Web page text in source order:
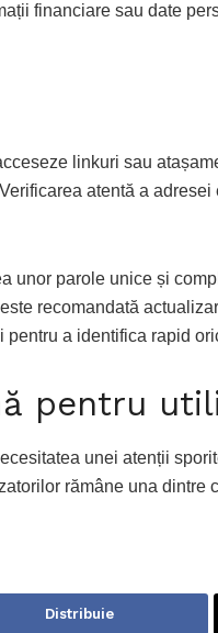
financiare sau date
linkuri sau
atentă a
unor parole unice și
recomandată
a identifica rapid
pentru
unei atenții
rămâne una dintre
Distribuie